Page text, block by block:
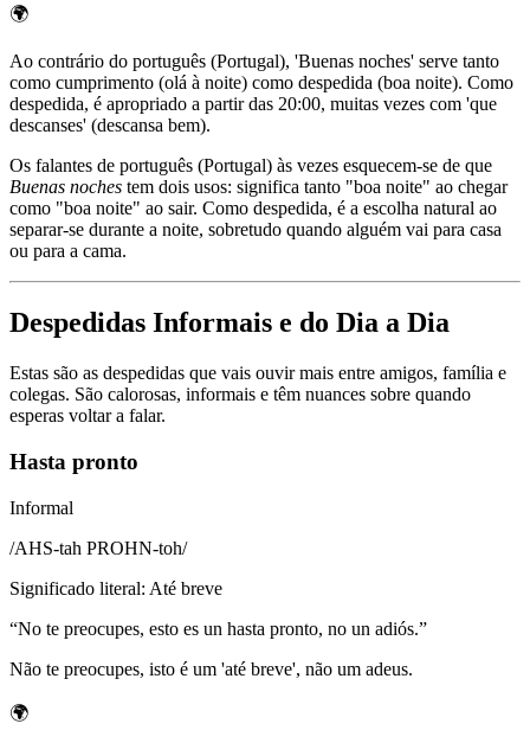
🌍
Ao contrário do português (Portugal), 'Buenas noches' serve tanto
como cumprimento (olá à noite) como despedida (boa noite). Como
despedida, é apropriado a partir das 20:00, muitas vezes com 'que
descanses' (descansa bem).
Os falantes de português (Portugal) às vezes esquecem-se de que
Buenas noches tem dois usos: significa tanto "boa noite" ao chegar
como "boa noite" ao sair. Como despedida, é a escolha natural ao
separar-se durante a noite, sobretudo quando alguém vai para casa
ou para a cama.
Despedidas Informais e do Dia a Dia
Estas são as despedidas que vais ouvir mais entre amigos, família e
colegas. São calorosas, informais e têm nuances sobre quando
esperas voltar a falar.
Hasta pronto
Informal
/AHS-tah PROHN-toh/
Significado literal: Até breve
“No te preocupes, esto es un hasta pronto, no un adiós.”
Não te preocupes, isto é um 'até breve', não um adeus.
🌍